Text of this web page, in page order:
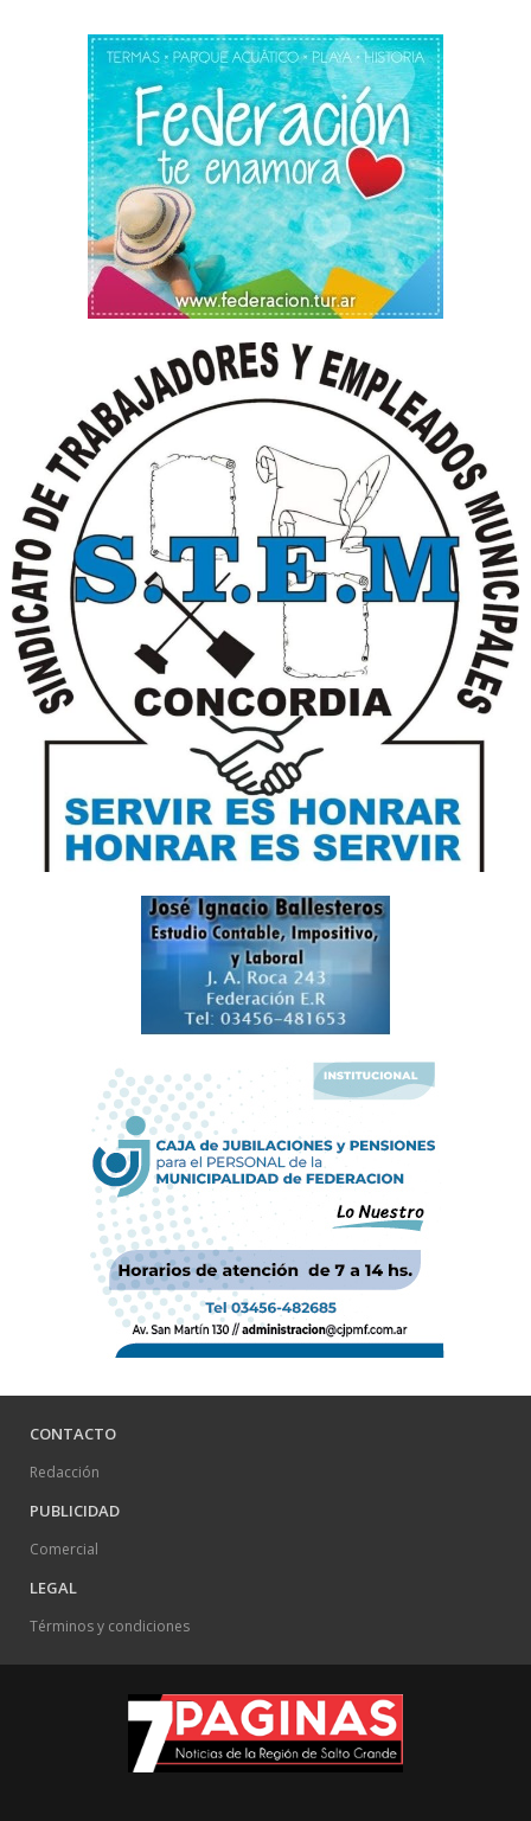
CONTACTO
Redacción
PUBLICIDAD
Comercial
LEGAL
Términos y condiciones